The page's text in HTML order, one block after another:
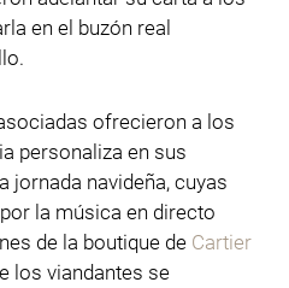
en el buzón real
ofrecieron a los
personaliza en sus
jornada navideña, cuyas
la música en directo
de la boutique de Cartier
los viandantes se